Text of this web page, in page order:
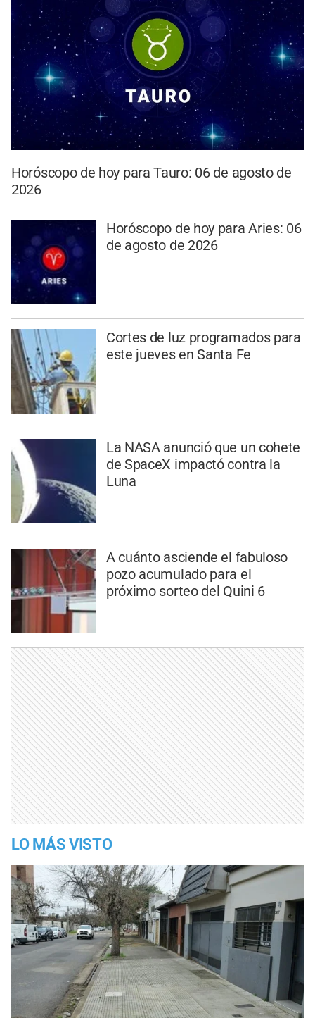
Horóscopo de hoy para Tauro: 06 de agosto de
2026
Horóscopo de hoy para Aries: 06
de agosto de 2026
Cortes de luz programados para
este jueves en Santa Fe
La NASA anunció que un cohete
de SpaceX impactó contra la
Luna
A cuánto asciende el fabuloso
pozo acumulado para el
próximo sorteo del Quini 6
LO MÁS VISTO